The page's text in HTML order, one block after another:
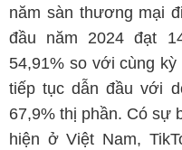
năm sàn thương mại
đầu năm 2024 đạt
54,91% so với cùng
tiếp tục dẫn đầu với
67,9% thị phần. Có sự
hiện ở Việt Nam,